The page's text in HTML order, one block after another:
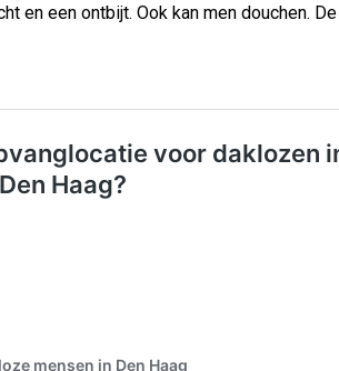
en een ontbijt. Ook kan men douchen.